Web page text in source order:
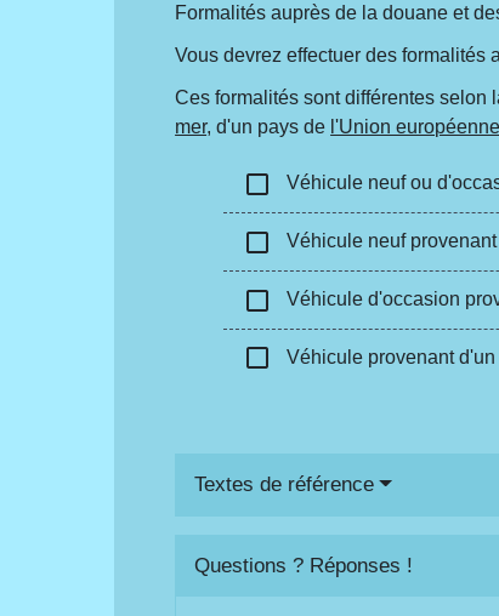
Formalités auprès de la douane et
Vous devrez effectuer des formalités
Ces formalités sont différentes
mer, d'un pays de l'Union
check_box_outline_blank Véhicule neuf ou
check_box_outline_blank Véhicule neuf
check_box_outline_blank Véhicule d'occasion
check_box_outline_blank Véhicule provenant
Textes de référence
Questions ? Réponses !